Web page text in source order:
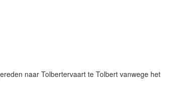
naar Tolbertervaart te Tolbert vanwege het